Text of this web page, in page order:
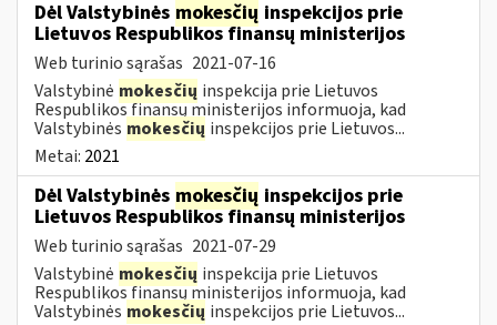
Dėl Valstybinės mokesčių inspekcijos prie
Lietuvos Respublikos finansų ministerijos
Web turinio sąrašas 2021-07-16
Valstybinė mokesčių inspekcija prie Lietuvos
Respublikos finansų ministerijos informuoja, kad
Valstybinės mokesčių inspekcijos prie Lietuvos...
Metai: 2021
Dėl Valstybinės mokesčių inspekcijos prie
Lietuvos Respublikos finansų ministerijos
Web turinio sąrašas 2021-07-29
Valstybinė mokesčių inspekcija prie Lietuvos
Respublikos finansų ministerijos informuoja, kad
Valstybinės mokesčių inspekcijos prie Lietuvos...